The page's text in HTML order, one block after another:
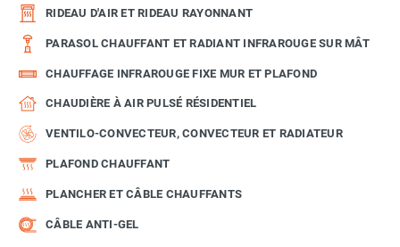
RIDEAU D'AIR ET RIDEAU RAYONNANT
PARASOL CHAUFFANT ET RADIANT INFRAROUGE SUR MÂT
CHAUFFAGE INFRAROUGE FIXE MUR ET PLAFOND
CHAUDIÈRE À AIR PULSÉ RÉSIDENTIEL
VENTILO-CONVECTEUR, CONVECTEUR ET RADIATEUR
PLAFOND CHAUFFANT
PLANCHER ET CÂBLE CHAUFFANTS
CÂBLE ANTI-GEL